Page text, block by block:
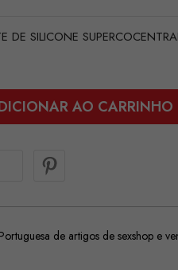
DE SILICONE
AO CARRINHO
de artigos de sexshop e